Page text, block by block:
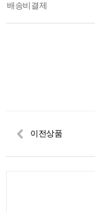
배송비결제
이전상품